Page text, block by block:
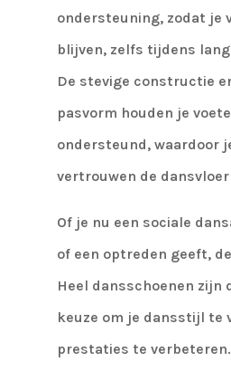
ondersteuning, zodat je
blijven, zelfs tijdens
De stevige constructie
pasvorm houden je
ondersteund, waardoor
vertrouwen de
Of je nu een sociale
of een optreden geeft,
Heel dansschoenen zijn
keuze om je dansstijl te
prestaties te